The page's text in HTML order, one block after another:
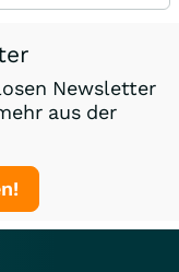
Newsletter
aus der